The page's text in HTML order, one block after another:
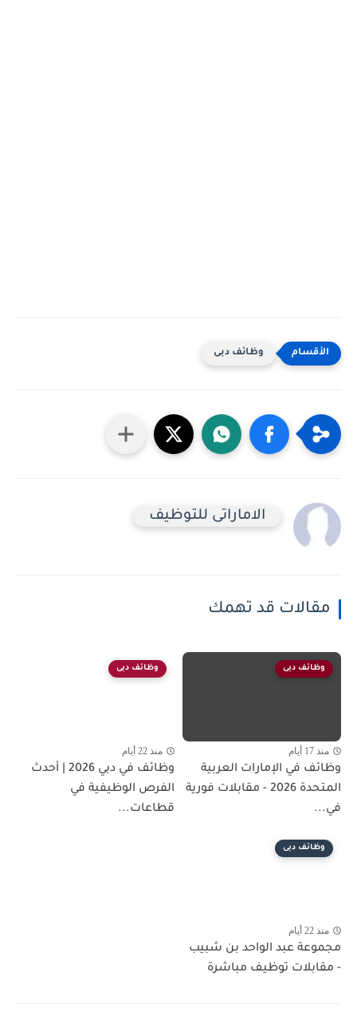
وظائف دبى
الاماراتى للتوظيف
مقالات قد تهمك
وظائف دبى
منذ 17 أيام
وظائف في الإمارات العربية
المتحدة 2026 - مقابلات فورية
في...
وظائف دبى
منذ 22 أيام
وظائف في دبي 2026 | أحدث
الفرص الوظيفية في
قطاعات...
وظائف دبى
منذ 22 أيام
مجموعة عبد الواحد بن شبيب
- مقابلات توظيف مباشرة